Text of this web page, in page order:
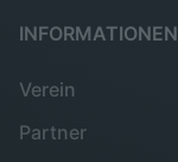
INFORMATIONEN
Verein
Partner